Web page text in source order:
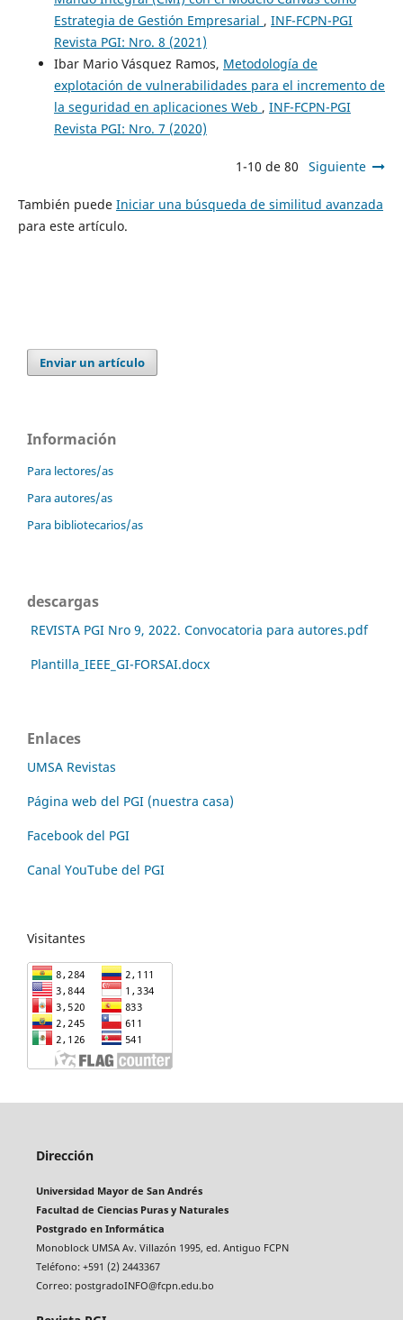
Estrategia de Gestión Empresarial , INF-FCPN-PGI
Revista PGI: Nro. 8 (2021)
Ibar Mario Vásquez Ramos, Metodología de
explotación de vulnerabilidades para el incremento de
la seguridad en aplicaciones Web , INF-FCPN-PGI
Revista PGI: Nro. 7 (2020)
1-10 de 80 Siguiente
También puede Iniciar una búsqueda de similitud avanzada
para este artículo.
Enviar un artículo
Información
Para lectores/as
Para autores/as
Para bibliotecarios/as
descargas
REVISTA PGI Nro 9, 2022. Convocatoria para autores.pdf
Plantilla_IEEE_GI-FORSAI.docx
Enlaces
UMSA Revistas
Página web del PGI (nuestra casa)
Facebook del PGI
Canal YouTube del PGI
Visitantes
Dirección
Universidad Mayor de San Andrés
Facultad de Ciencias Puras y Naturales
Postgrado en Informática
Monoblock UMSA Av. Villazón 1995, ed. Antiguo FCPN
Teléfono: +591 (2) 2443367
Correo: postgradoINFO@fcpn.edu.bo